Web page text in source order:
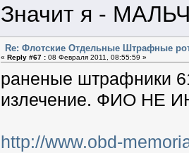
Значит я -
Re: Флотские Отдельные Штрафные
« Reply #67 :08 Февраля 2011, 08:55:59 »
раненые штрафники
излечение. ФИО НЕ
http://www.obd-